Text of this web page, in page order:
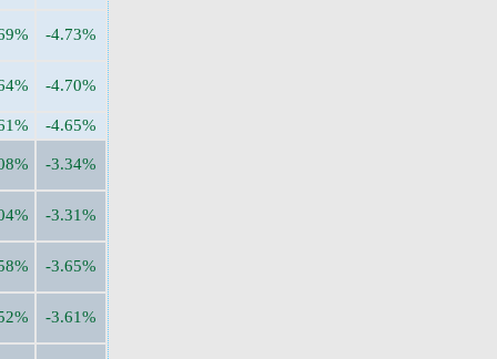
-4.73%
-4.70%
-4.65%
-3.34%
-3.31%
-3.65%
-3.61%